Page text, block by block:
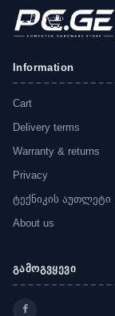
Information
Cart
Delivery terms
Warranty & returns
Privacy
ტექნიკის აუთლეტი
About us
გამოგვყევი